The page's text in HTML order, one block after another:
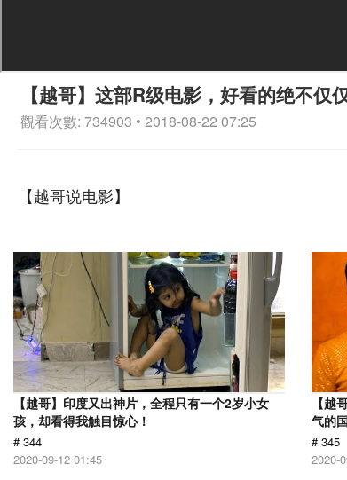
【越哥】这部R级电影，好看的绝不仅
觀看次數: 734903 • 2018-08-22 07:25
【越哥说电影】
【越哥】印度又出神片，全程只有一个2岁小女
孩，却看得我触目惊心！
# 344
2020-09-12 01:45
【越
气的
# 345
2020-